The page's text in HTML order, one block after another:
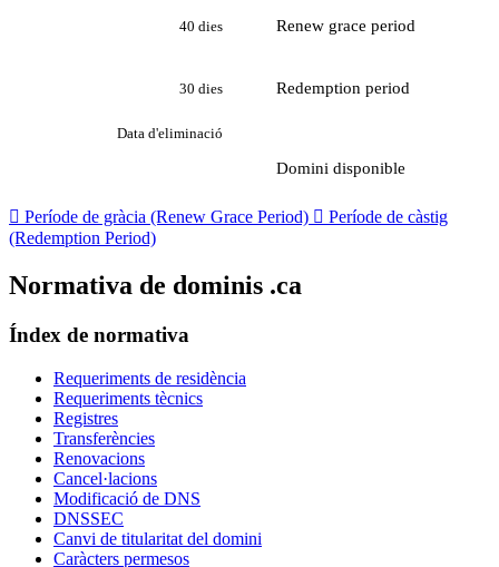
40 dies Renew grace period
30 dies Redemption period
Data d'eliminació
Domini disponible
 Període de gràcia (Renew Grace Period)  Període de càstig
(Redemption Period)
Normativa de dominis .ca
Índex de normativa
Requeriments de residència
Requeriments tècnics
Registres
Transferències
Renovacions
Cancel·lacions
Modificació de DNS
DNSSEC
Canvi de titularitat del domini
Caràcters permesos